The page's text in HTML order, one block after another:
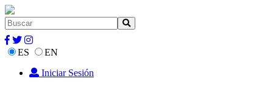
ES
EN
Iniciar Sesión